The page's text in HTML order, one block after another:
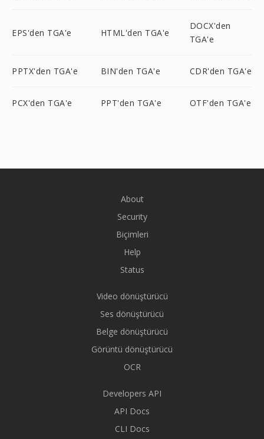
EPS'den TGA'e HTML'den TGA'e
DOCX'den
TGA'e
PPTX'den TGA'e BIN'den TGA'e CDR'den TGA'e
PCX'den TGA'e PPT'den TGA'e OTF'den TGA'e
About
Security
Biçimleri
Help
Status
Video dönüştürücü
Ses dönüştürücü
Belge dönüştürücü
Görüntü dönüştürücü
OCR
Developers API
API Docs
CLI Docs